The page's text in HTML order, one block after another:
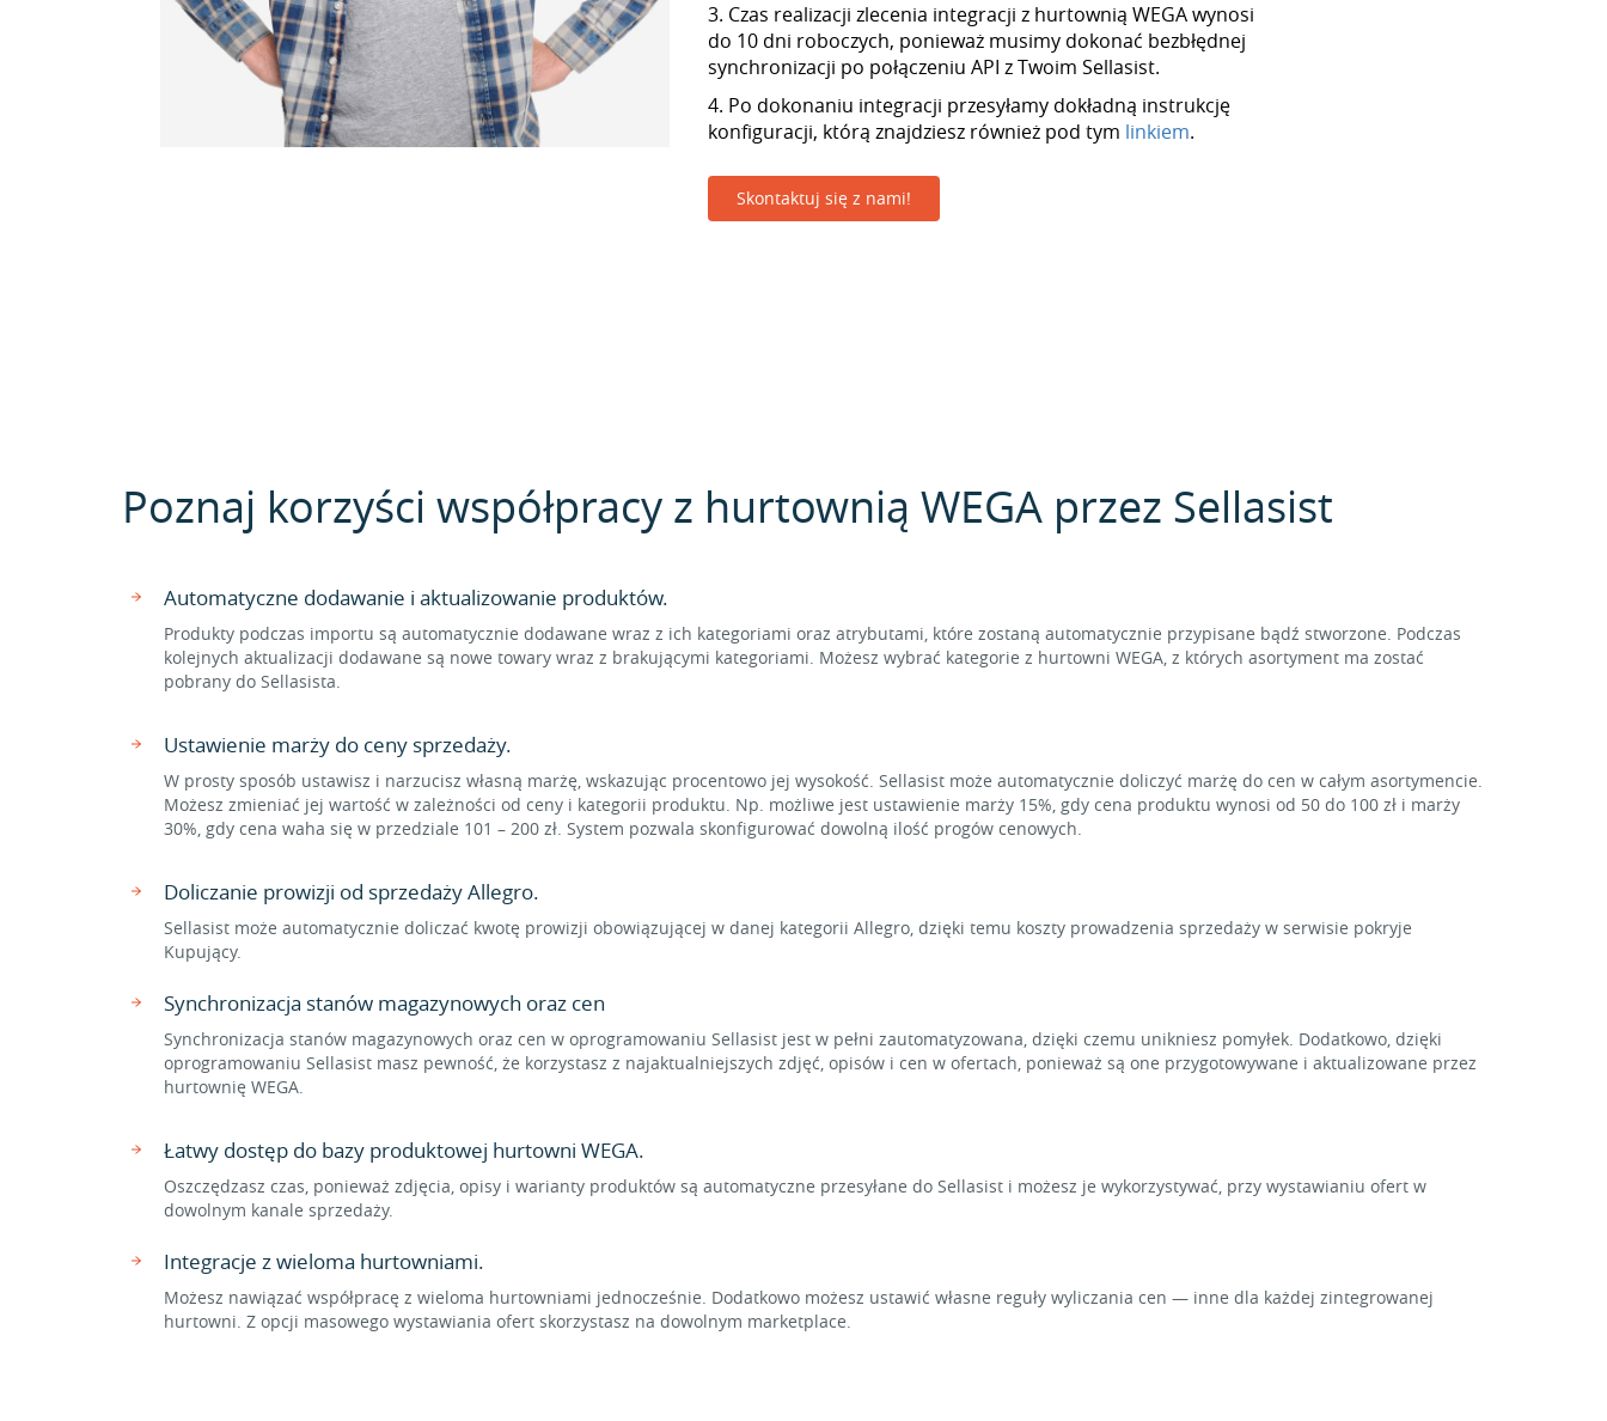
3. Czas realizacji zlecenia integracji z hurtownią WEGA wynosi
do 10 dni roboczych, ponieważ musimy dokonać bezbłędnej
synchronizacji po połączeniu API z Twoim Sellasist.
4. Po dokonaniu integracji przesyłamy dokładną instrukcję
konfiguracji, którą znajdziesz również pod tym linkiem.
Skontaktuj się z nami!
Poznaj korzyści współpracy z hurtownią WEGA przez Sellasist
Automatyczne dodawanie i aktualizowanie produktów.
Produkty podczas importu są automatycznie dodawane wraz z ich kategoriami oraz atrybutami, które zostaną automatycznie przypisane bądź stworzone. Podczas
kolejnych aktualizacji dodawane są nowe towary wraz z brakującymi kategoriami. Możesz wybrać kategorie z hurtowni WEGA, z których asortyment ma zostać
pobrany do Sellasista.
Ustawienie marży do ceny sprzedaży.
W prosty sposób ustawisz i narzucisz własną marżę, wskazując procentowo jej wysokość. Sellasist może automatycznie doliczyć marżę do cen w całym asortymencie.
Możesz zmieniać jej wartość w zależności od ceny i kategorii produktu. Np. możliwe jest ustawienie marży 15%, gdy cena produktu wynosi od 50 do 100 zł i marży
30%, gdy cena waha się w przedziale 101 – 200 zł. System pozwala skonfigurować dowolną ilość progów cenowych.
Doliczanie prowizji od sprzedaży Allegro.
Sellasist może automatycznie doliczać kwotę prowizji obowiązującej w danej kategorii Allegro, dzięki temu koszty prowadzenia sprzedaży w serwisie pokryje
Kupujący.
Synchronizacja stanów magazynowych oraz cen
Synchronizacja stanów magazynowych oraz cen w oprogramowaniu Sellasist jest w pełni zautomatyzowana, dzięki czemu unikniesz pomyłek. Dodatkowo, dzięki
oprogramowaniu Sellasist masz pewność, że korzystasz z najaktualniejszych zdjęć, opisów i cen w ofertach, ponieważ są one przygotowywane i aktualizowane przez
hurtownię WEGA.
Łatwy dostęp do bazy produktowej hurtowni WEGA.
Oszczędzasz czas, ponieważ zdjęcia, opisy i warianty produktów są automatyczne przesyłane do Sellasist i możesz je wykorzystywać, przy wystawianiu ofert w
dowolnym kanale sprzedaży.
Integracje z wieloma hurtowniami.
Możesz nawiązać współpracę z wieloma hurtowniami jednocześnie. Dodatkowo możesz ustawić własne reguły wyliczania cen — inne dla każdej zintegrowanej
hurtowni. Z opcji masowego wystawiania ofert skorzystasz na dowolnym marketplace.